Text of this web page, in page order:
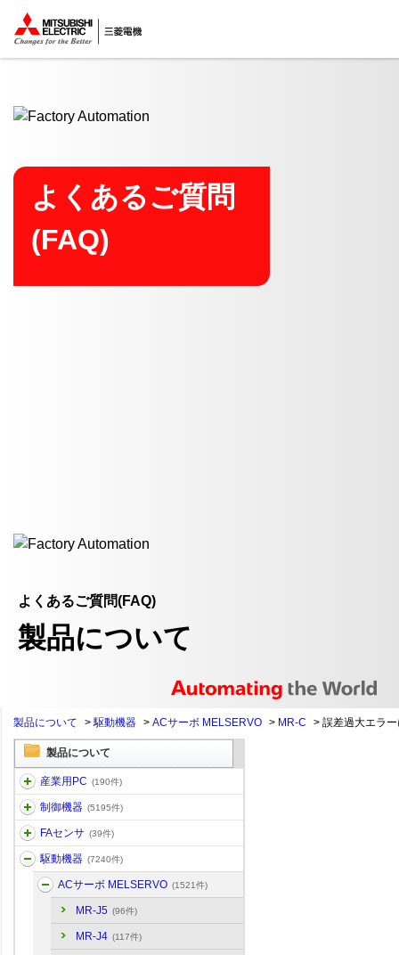
ここから本文
よくあるご質問
(FAQ)
よくあるご質問(FAQ)
製品について
製品について >駆動機器 > ACサーボ MELSERVO > MR-C > 誤差過大エラ
製品について
産業用PC (190件)
制御機器 (5195件)
FAセンサ (39件)
駆動機器 (7240件)
ACサーボ MELSERVO (1521件)
MR-J5 (96件)
MR-J4 (117件)